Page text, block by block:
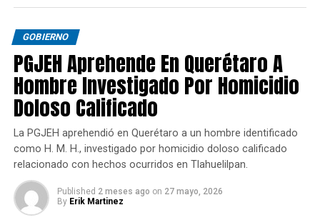
GOBIERNO
PGJEH Aprehende En Querétaro A
Hombre Investigado Por Homicidio
Doloso Calificado
La PGJEH aprehendió en Querétaro a un hombre identificado
como H. M. H., investigado por homicidio doloso calificado
relacionado con hechos ocurridos en Tlahuelilpan.
Published 2 meses ago on 27 mayo, 2026
By Erik Martinez